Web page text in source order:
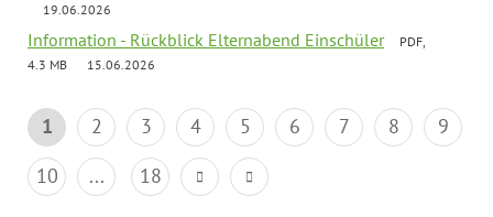
19.06.2026
Information - Rückblick Elternabend Einschüler
PDF,
4.3 MB
15.06.2026
1 2 3 4 5 6 7 8
9
10
... 18